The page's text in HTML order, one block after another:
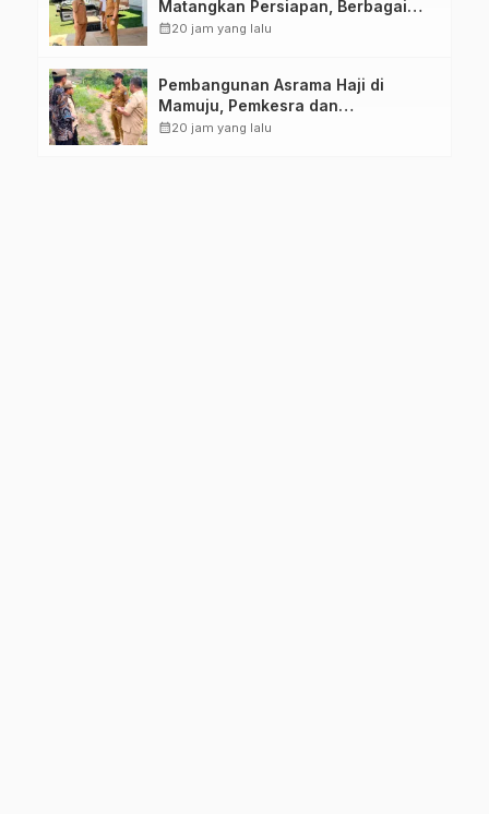
Matangkan Persiapan, Berbagai
Lomba Akan Dilaksanakan Pemprov
calendar_month20 jam yang lalu
Pembangunan Asrama Haji di
Mamuju, Pemkesra dan
Kementerian Haji Sulbar Tinjau
calendar_month20 jam yang lalu